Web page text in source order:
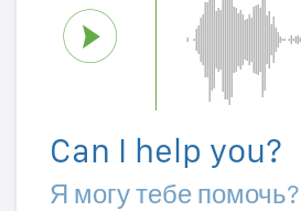
Can I help you?
Я могу тебе помочь?